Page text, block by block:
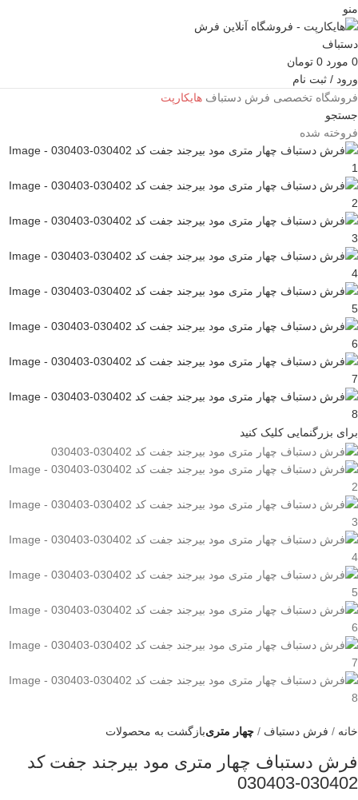
منو
0 مورد 0 تومان
ورود / ثبت نام
فروشگاه تخصصی فرش دستباف هایکارپت
جستجو
فروخته شده
برای بزرگنمایی کلیک کنید
خانه فرش دستباف چهار متریبازگشت به محصولات
فرش دستباف چهار متری مود بیرجند جفت کد
030402-030403